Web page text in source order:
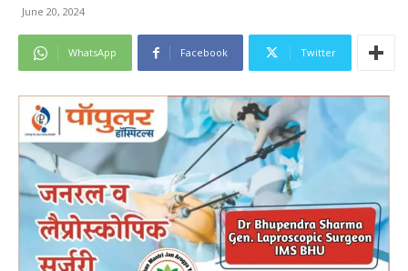
June 20, 2024
WhatsApp Facebook Twitter